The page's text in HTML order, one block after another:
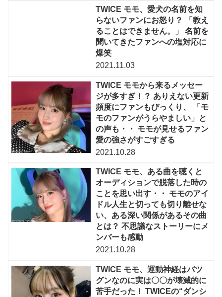
TWICE モモ、愛犬の名前を知
らないファンにお怒り？ 「教え
ることはできません。」 名前を
聞いてきたファンへの塩対応に
爆笑
2021.11.03
TWICE モモから来るメッセー
ジが多すぎ！？ ありえない更新
頻度にファンもびっくり、 「モ
モのファンがうらやましい」と
の声も・・ モモが見せるファン
愛の強さがすごすぎる
2021.10.28
TWICE モモ、ある曲を聴くと
オーディションで脱落した時の
ことを思い出す・・ モモのアイ
ドル人生と切っても切り離せな
い、ある深い関係があるその曲
とは？ 不思議なストーリーにメ
ンバーも感動
2021.10.28
TWICE モモ、運動神経はバツ
グンなのに実は〇〇が壊滅的に
苦手だった！ TWICEの“ダンシ